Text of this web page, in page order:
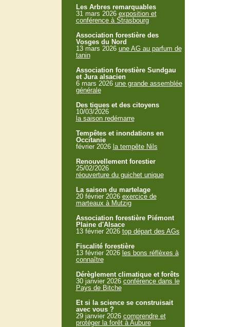
Les Arbres remarquables
31 mars 2026 exposition et
conférence à Strasbourg
Association forestière des
Vosges du Nord
13 mars 2026 une AG au parfum de
tanin
Association forestière Sundgau
et Jura alsacien
6 mars 2026 une grande assemblée
générale
Des tiques et des citoyens
10/03/2026
la saison redémarre
Tempêtes et inondations en
Occitanie
février 2026 la tempête Nils
Renouvellement forestier
25/02/2026
réouverture du guichet unique
La saison du martelage
20 février 2026 exercice de
marteaux à Mutzig
Association forestière Piémont
Plaine d'Alsace
13 février 2026 top départ des AGs
Fiscalité forestière
13 février 2026 les bons réflèxes à
connaître
Dérèglement climatique et forêts
30 janvier 2026 conférence dans le
Pays de Bitche
Et si la science se construisait
avec vous ?
29 janvier 2026 comprendre et
protéger la forêt à Aubure